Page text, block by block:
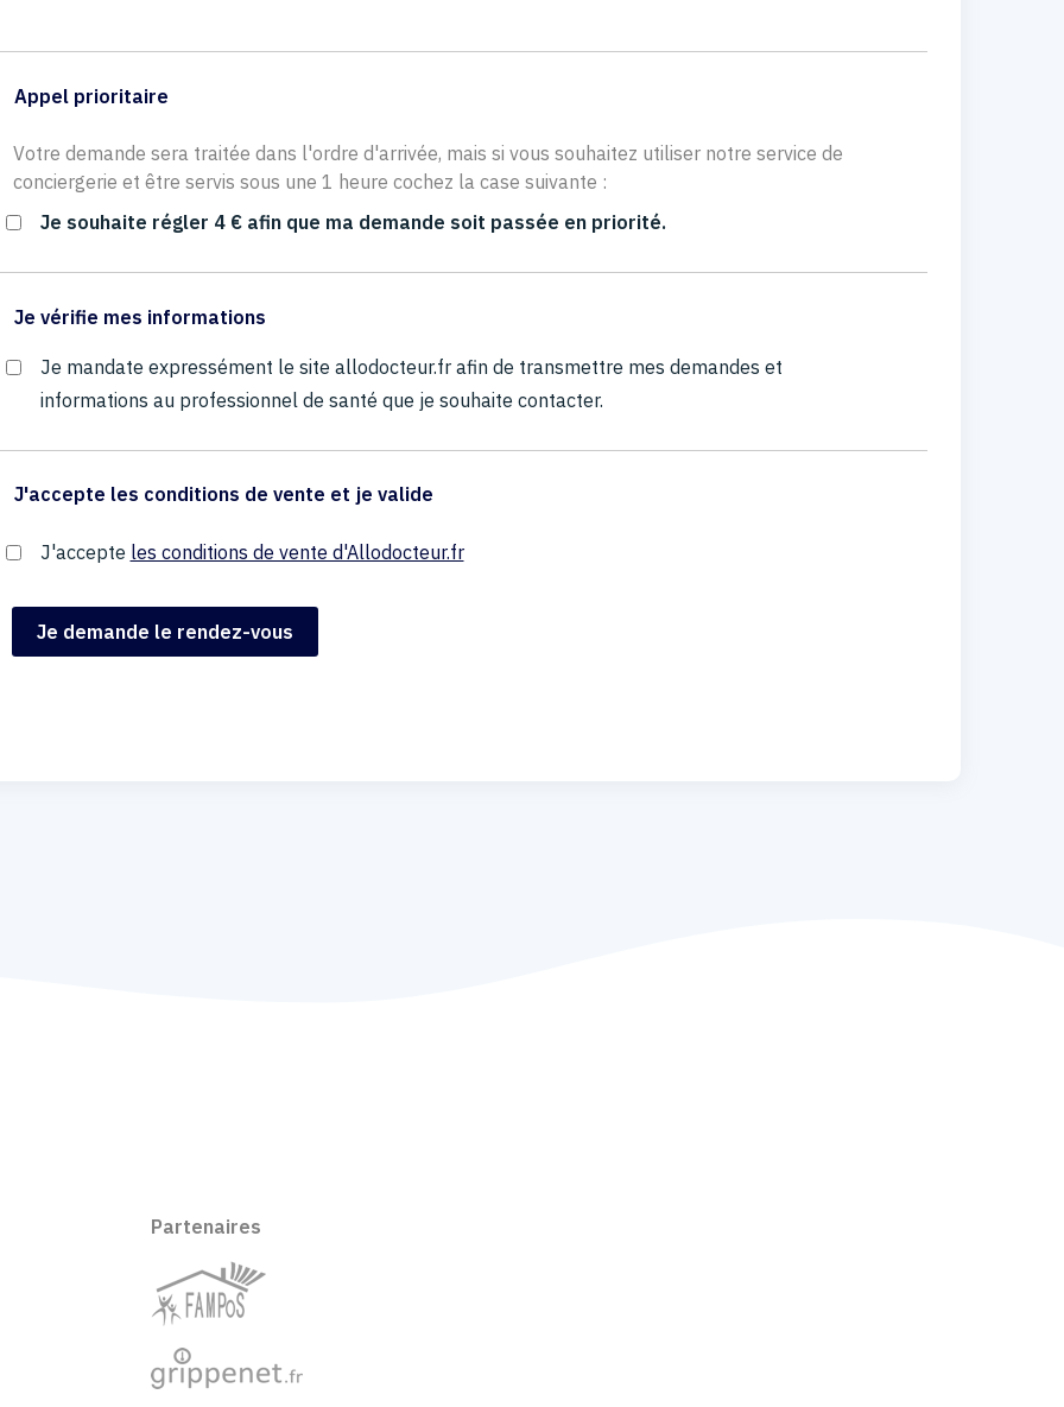
Appel prioritaire
Votre demande sera traitée dans l'ordre d'arrivée, mais si vous souhaitez utiliser notre service de
conciergerie et être servis sous une 1 heure cochez la case suivante :
Je souhaite régler 4 € afin que ma demande soit passée en priorité.
Je vérifie mes informations
Je mandate expressément le site allodocteur.fr afin de transmettre mes demandes et
informations au professionnel de santé que je souhaite contacter.
J'accepte les conditions de vente et je valide
J'accepte les conditions de vente d'Allodocteur.fr
Partenaires